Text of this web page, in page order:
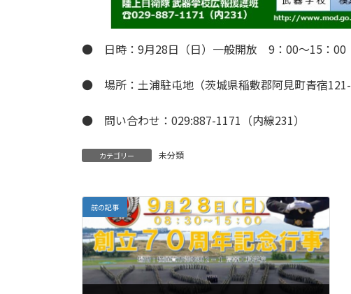
● 日時：9月28日（日）一般開放 9：00～15：00
● 場所：土浦駐屯地（茨城県稲敷郡阿見町青宿121-
● 問い合わせ：029:887-1171（内線231）
カテゴリー 未分類
前の記事